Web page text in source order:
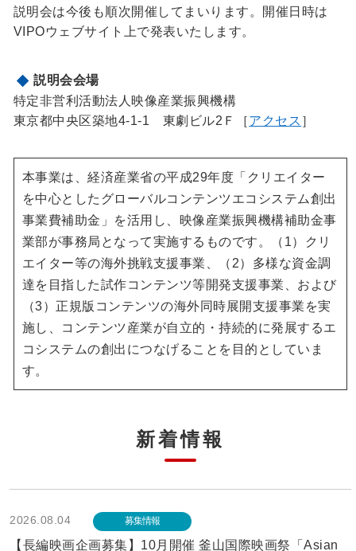
説明会は今後も順次開催してまいります。開催日時は
VIPOウェブサイト上で発表いたします。
説明会会場
特定非営利活動法人映像産業振興機構
東京都中央区築地4-1-1 東劇ビル2Ｆ［アクセス ］
本事業は、経済産業省の平成29年度「クリエイター
を中心としたグローバルコンテンツエコシステム創出
事業費補助金」を活用し、映像産業振興機構補助金事
業部が事務局となって実施するものです。（1）クリ
エイター等の海外挑戦支援事業、（2）多様な資金調
達を目指した試作コンテンツ等開発支援事業、および
（3）正規版コンテンツの海外同時展開支援事業を実
施し、コンテンツ産業が自立的・持続的に発展するエ
コシステムの創出につなげることを目的としていま
す。
新着情報
2026.08.04 募集情報
【長編映画企画募集】10月開催 釜山国際映画祭「Asian